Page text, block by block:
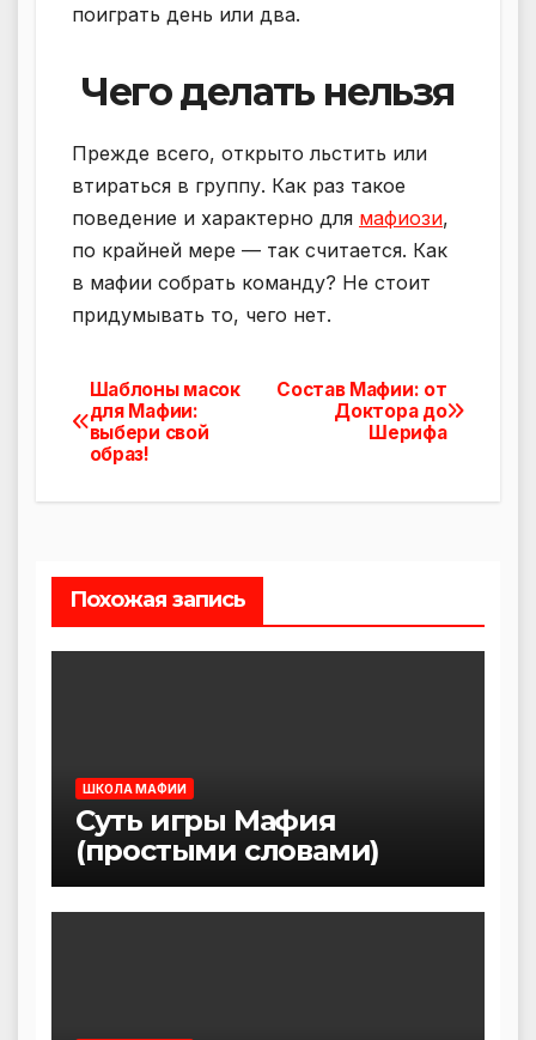
поиграть день или два.
Чего делать нельзя
Прежде всего, открыто льстить или
втираться в группу. Как раз такое
поведение и характерно для мафиози,
по крайней мере — так считается. Как
в мафии собрать команду? Не стоит
придумывать то, чего нет.
Навигация
по
записям
Состав Мафии: от
Доктора до
Шерифа
Шаблоны масок
для Мафии:
выбери свой
образ!
Похожая запись
ШКОЛА МАФИИ
Суть игры Мафия
(простыми словами)